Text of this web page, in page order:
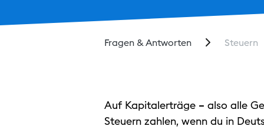
Fragen & Antworten Steuern
Auf Kapitalerträge – also alle
Steuern zahlen, wenn du in